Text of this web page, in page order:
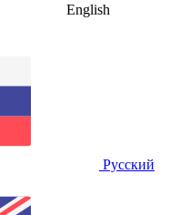
English
Русский